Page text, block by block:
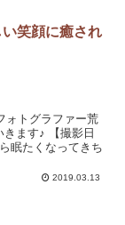
い笑顔に癒され
ォトグラファー荒
ます♪ 【撮影日
眠たくなってきち
2019.03.13